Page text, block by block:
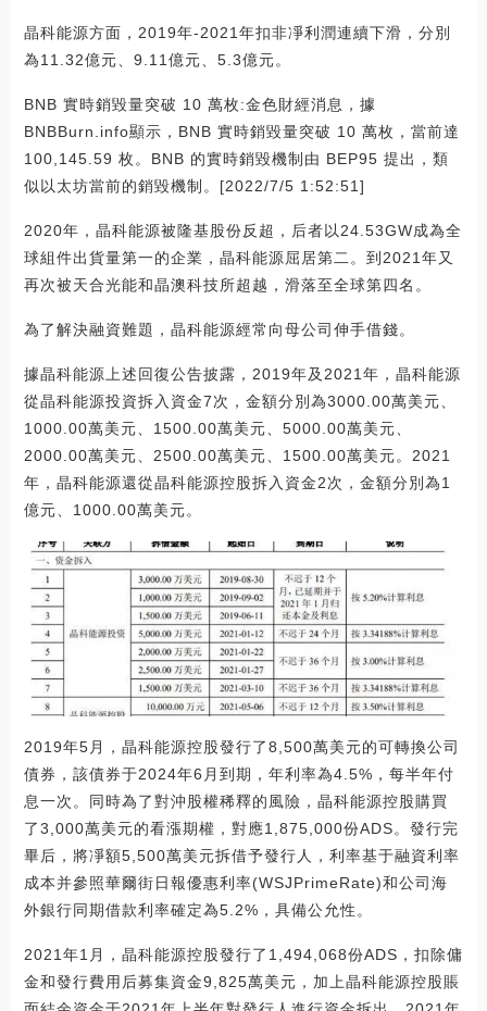
晶科能源方面，2019年-2021年扣非凈利潤連續下滑，分別
為11.32億元、9.11億元、5.3億元。
BNB 實時銷毀量突破 10 萬枚:金色財經消息，據
BNBBurn.info顯示，BNB 實時銷毀量突破 10 萬枚，當前達
100,145.59 枚。BNB 的實時銷毀機制由 BEP95 提出，類
似以太坊當前的銷毀機制。[2022/7/5 1:52:51]
2020年，晶科能源被隆基股份反超，后者以24.53GW成為全
球組件出貨量第一的企業，晶科能源屈居第二。到2021年又
再次被天合光能和晶澳科技所超越，滑落至全球第四名。
為了解決融資難題，晶科能源經常向母公司伸手借錢。
據晶科能源上述回復公告披露，2019年及2021年，晶科能源
從晶科能源投資拆入資金7次，金額分別為3000.00萬美元、
1000.00萬美元、1500.00萬美元、5000.00萬美元、
2000.00萬美元、2500.00萬美元、1500.00萬美元。2021
年，晶科能源還從晶科能源控股拆入資金2次，金額分別為1
億元、1000.00萬美元。
2019年5月，晶科能源控股發行了8,500萬美元的可轉換公司
債券，該債券于2024年6月到期，年利率為4.5%，每半年付
息一次。同時為了對沖股權稀釋的風險，晶科能源控股購買
了3,000萬美元的看漲期權，對應1,875,000份ADS。發行完
畢后，將凈額5,500萬美元拆借予發行人，利率基于融資利率
成本并參照華爾街日報優惠利率(WSJPrimeRate)和公司海
外銀行同期借款利率確定為5.2%，具備公允性。
2021年1月，晶科能源控股發行了1,494,068份ADS，扣除傭
金和發行費用后募集資金9,825萬美元，加上晶科能源控股賬